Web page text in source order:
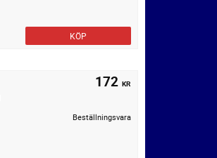
KÖP
172 KR
Beställningsvara